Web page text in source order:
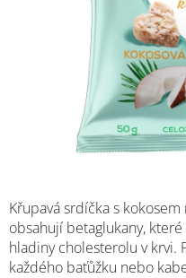
Křupavá srdíčka s
obsahují betaglukany,
hladiny cholesterolu v krvi.
každého baťůžku nebo